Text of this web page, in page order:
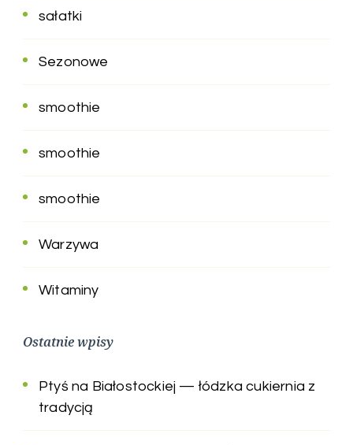
sałatki
Sezonowe
smoothie
smoothie
smoothie
Warzywa
Witaminy
Ostatnie wpisy
Ptyś na Białostockiej — łódzka cukiernia z
tradycją